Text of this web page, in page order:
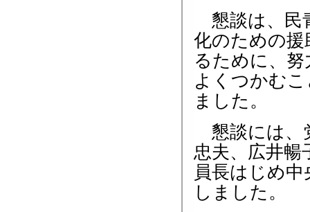
懇談は、民
化のための援
るために、
よくつかむ
ました。
懇談には、
忠夫、広井暢
員長はじめ
しました。